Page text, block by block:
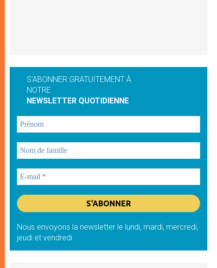
S'ABONNER GRATUITEMENT À
NOTRE
NEWSLETTER QUOTIDIENNE
Nous envoyons la newsletter le lundi, mardi, mercredi,
jeudi et vendredi